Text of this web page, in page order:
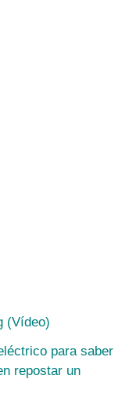
(Vídeo)
para saber
repostar un